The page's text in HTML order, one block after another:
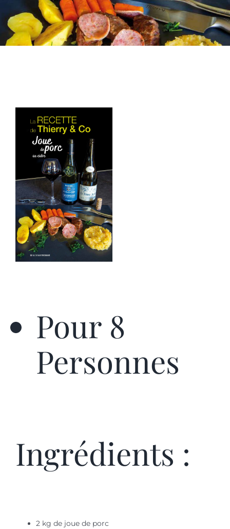
VOTRE COMPTE
Pour 8
Personnes
Ingrédients :
2 kg de joue de porc